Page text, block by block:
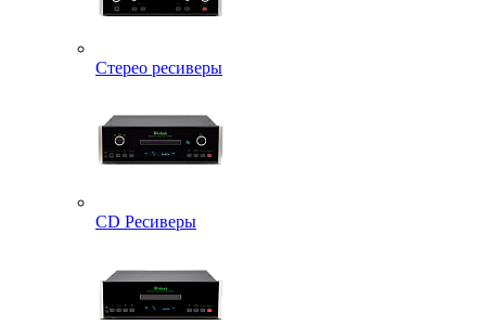
Стерео ресиверы
CD Ресиверы